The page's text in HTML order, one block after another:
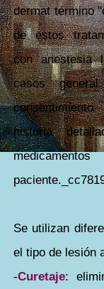
dermat término
de estos
con anestesia
casos
historia
Se utilizan
el tipo de lesión
-Curetaje: